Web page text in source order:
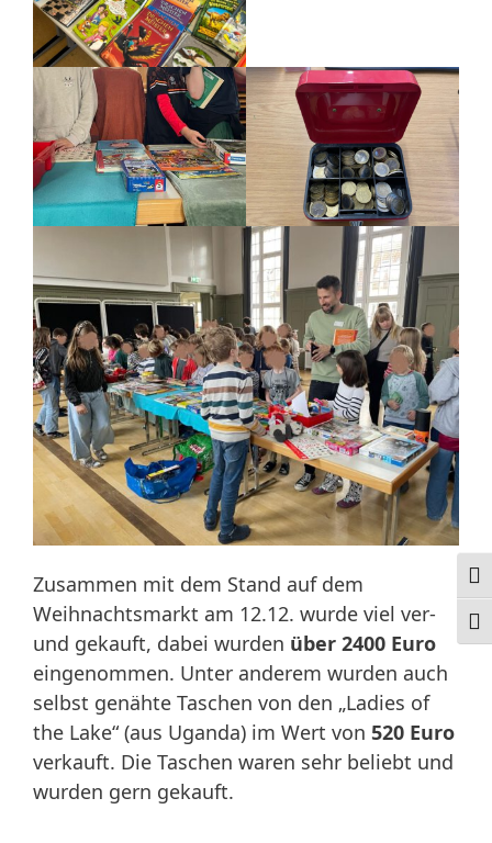
Zusammen mit dem Stand auf dem
Weihnachtsmarkt am 12.12. wurde viel ver-
und gekauft, dabei wurden über 2400 Euro
eingenommen. Unter anderem wurden auch
selbst genähte Taschen von den „Ladies of
the Lake“ (aus Uganda) im Wert von 520 Euro
verkauft. Die Taschen waren sehr beliebt und
wurden gern gekauft.